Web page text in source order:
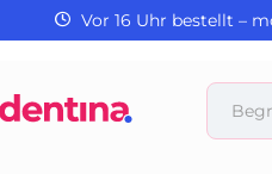
Vor 16 Uhr bestellt –